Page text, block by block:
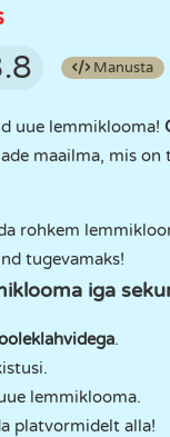
Manusta
uue lemmiklooma!
maailma, mis
rohkem
tugevamaks!
iga
.
lemmiklooma.
platvormidelt alla!